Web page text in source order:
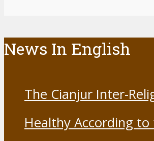
News In English
The Cianjur Inter-
19 Vaccine
Healthy According to